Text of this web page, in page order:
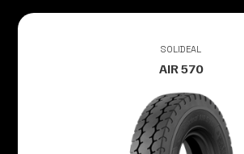
SOLIDEAL
AIR 570